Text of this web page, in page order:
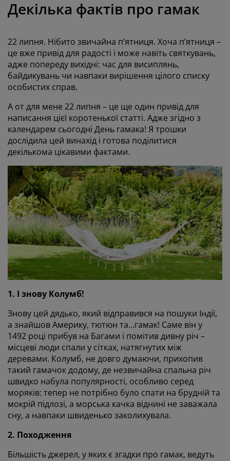
для спальні
до ліжок
матраци
ліжка
та аксесуари
ліхтарі
кімната
для прання
Декілька фактів про гамак
22 липня. Нібито звичайна п’ятниця. Хоча п’ятниця –
це вже привід для радості і може навіть святкувань,
адже попереду вихідні: час для висиплянь,
байдикувань чи навпаки вирішення цілого списку
особистих справ.
А от для мене 22 липня – це ще один привід для
написання цієї коротенької статті. Адже згідно з
календарем сьогодні День гамака! Я трошки
дослідила цей винахід і готова поділитися
декількома цікавими фактами.
1. І знову Колумб!
Знову цей дядько, який відправився на пошуки Індії,
а знайшов Америку, тютюн та…гамак! Саме він у
1492 році прибув на Багами і помітив дивну річ –
місцеві люди спали у сітках, натягнутих між
деревами. Колумб, не довго думаючи, прихопив
такий гамачок додому, де незвичайна спальна річ
швидко набула популярності, особливо серед
моряків: тепер не потрібно було спати на брудній та
мокрій підлозі, а морська качка віднині не заважала
сну, а навпаки швиденько заколихувала.
2. Походження
Більшість джерел, у яких є згадки про гамак, ведуть